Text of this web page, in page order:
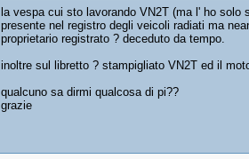
la vespa cui sto lavorando VN2T (ma l' ho solo
presente nel registro degli veicoli radiati ma
proprietario registrato ? deceduto da tempo.
inoltre sul libretto ? stampigliato VN2T ed il
qualcuno sa dirmi qualcosa di pi??
grazie